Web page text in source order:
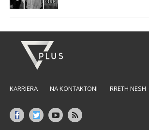
KARRIERA NA KONTAKTONI RRETH NESH